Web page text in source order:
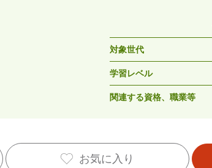
対象世代
学習レベル
関連する資格、職業等
お気に入り